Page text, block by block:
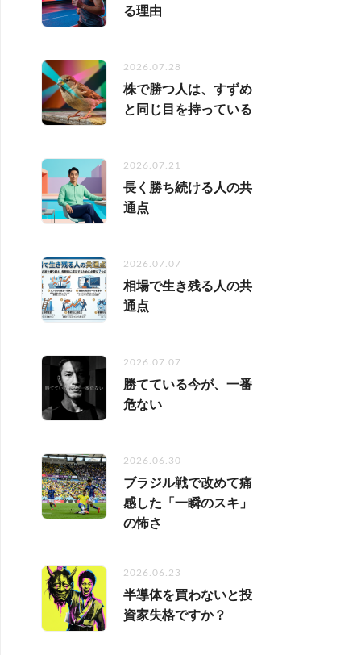
る理由
2026.07.28
株で勝つ人は、すずめ
と同じ目を持っている
2026.07.21
長く勝ち続ける人の共
通点
2026.07.07
相場で生き残る人の共
通点
2026.07.07
勝てている今が、一番
危ない
2026.06.30
ブラジル戦で改めて痛
感した「一瞬のスキ」
の怖さ
2026.06.23
半導体を買わないと投
資家失格ですか？